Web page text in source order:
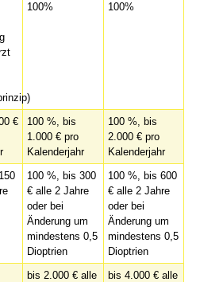
100% 100%
€
100 %, bis
1.000 € pro
Kalenderjahr
100 %, bis
2.000 € pro
Kalenderjahr
100 %, bis 300
€ alle 2 Jahre
oder bei
Änderung um
mindestens 0,5
Dioptrien
100 %, bis 600
€ alle 2 Jahre
oder bei
Änderung um
mindestens 0,5
Dioptrien
bis 2.000 € alle
bis 4.000 € alle